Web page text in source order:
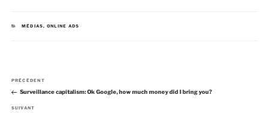
C
E
MÉDIAS, ONLINE ADS
v
i
A
r
i
PRÉCÉDENT
Surveillance capitalism: Ok Google, how much money did I bring you?
A
SUIVANT